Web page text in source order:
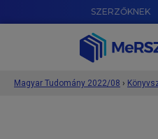
SZERZŐKNEK
Magyar Tudomány 2022/08 ›